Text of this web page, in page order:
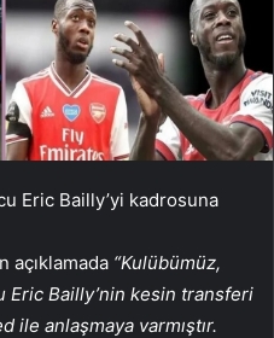
Eric Bailly’yi kadrosuna
açıklamada “Kulübümüz,
Bailly’nin kesin transferi
ile anlaşmaya varmıştır.